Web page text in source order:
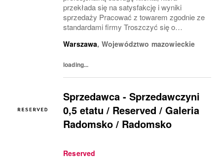
przekłada się na satysfakcję i wyniki
sprzedaży Pracować z towarem zgodnie ze
standardami firmy Troszczyć się o
(VM) z uwzględnieniem zasad i estetyki
Warszawa, Województwo mazowieckie
loading...
Sprzedawca - Sprzedawczyni
0,5 etatu / Reserved / Galeria
Radomsko / Radomsko
Reserved